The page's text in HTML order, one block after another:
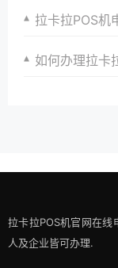
拉卡拉POS机
如何办理拉卡拉
拉卡拉POS机官网在
人及企业皆可办理.